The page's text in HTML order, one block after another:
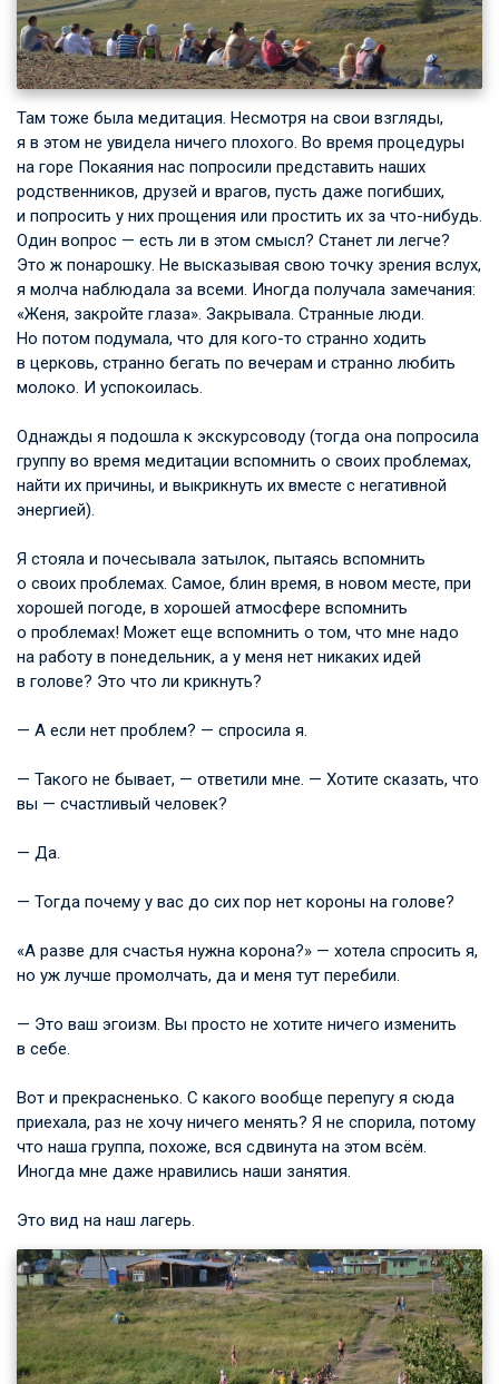
Там тоже была медитация. Несмотря на свои взгляды,
я в этом не увидела ничего плохого. Во время процедуры
на горе Покаяния нас попросили представить наших
родственников, друзей и врагов, пусть даже погибших,
и попросить у них прощения или простить их за что-нибудь.
Один вопрос — есть ли в этом смысл? Станет ли легче?
Это ж понарошку. Не высказывая свою точку зрения вслух,
я молча наблюдала за всеми. Иногда получала замечания:
«Женя, закройте глаза». Закрывала. Странные люди.
Но потом подумала, что для кого-то странно ходить
в церковь, странно бегать по вечерам и странно любить
молоко. И успокоилась.
Однажды я подошла к экскурсоводу (тогда она попросила
группу во время медитации вспомнить о своих проблемах,
найти их причины, и выкрикнуть их вместе с негативной
энергией).
Я стояла и почесывала затылок, пытаясь вспомнить
о своих проблемах. Самое, блин время, в новом месте, при
хорошей погоде, в хорошей атмосфере вспомнить
о проблемах! Может еще вспомнить о том, что мне надо
на работу в понедельник, а у меня нет никаких идей
в голове? Это что ли крикнуть?
— А если нет проблем? — спросила я.
— Такого не бывает, — ответили мне. — Хотите сказать, что
вы — счастливый человек?
— Да.
— Тогда почему у вас до сих пор нет короны на голове?
«А разве для счастья нужна корона?» — хотела спросить я,
но уж лучше промолчать, да и меня тут перебили.
— Это ваш эгоизм. Вы просто не хотите ничего изменить
в себе.
Вот и прекрасненько. С какого вообще перепугу я сюда
приехала, раз не хочу ничего менять? Я не спорила, потому
что наша группа, похоже, вся сдвинута на этом всём.
Иногда мне даже нравились наши занятия.
Это вид на наш лагерь.